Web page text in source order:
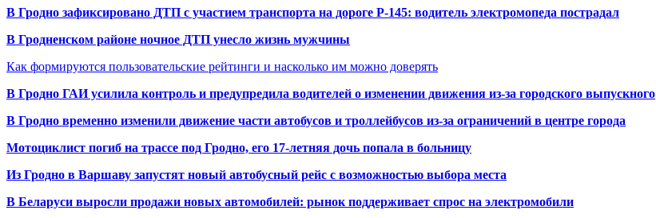
В Гродно зафиксировано ДТП с участием транспорта на дороге Р-145: водитель электромопеда пострадал
В Гродненском районе ночное ДТП унесло жизнь мужчины
Как формируются пользовательские рейтинги и насколько им можно доверять
В Гродно ГАИ усилила контроль и предупредила водителей о изменении движения из-за городского выпускного
В Гродно временно изменили движение части автобусов и троллейбусов из-за ограничений в центре города
Мотоциклист погиб на трассе под Гродно, его 17-летняя дочь попала в больницу
Из Гродно в Варшаву запустят новый автобусный рейс с возможностью выбора места
В Беларуси выросли продажи новых автомобилей: рынок поддерживает спрос на электромобили